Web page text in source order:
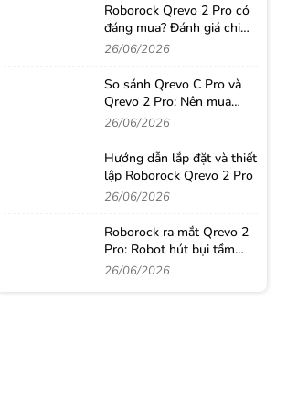
Roborock Qrevo 2 Pro có
đáng mua? Đánh giá chi
tiết sau thời gian sử dụng
26/06/2026
So sánh Qrevo C Pro và
Qrevo 2 Pro: Nên mua
robot hút bụi nào?
26/06/2026
Hướng dẫn lắp đặt và thiết
lập Roborock Qrevo 2 Pro
26/06/2026
Roborock ra mắt Qrevo 2
Pro: Robot hút bụi tầm
trung với loạt công nghệ
26/06/2026